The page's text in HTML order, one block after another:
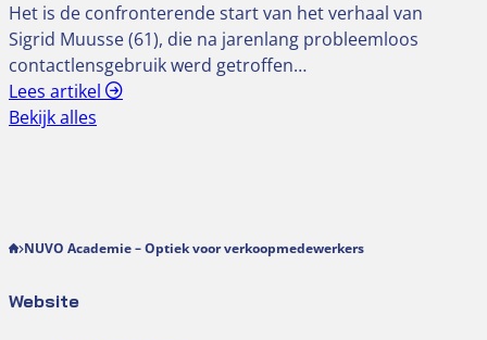
Het is de confronterende start van het verhaal van
Sigrid Muusse (61), die na jarenlang probleemloos
contactlensgebruik werd getroffen…
Lees artikel
Bekijk alles
NUVO Academie – Optiek voor verkoopmedewerkers
Website